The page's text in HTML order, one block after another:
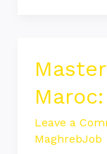
Leave a
MaghrebJob
Master
recherche
Maroc:
Listes